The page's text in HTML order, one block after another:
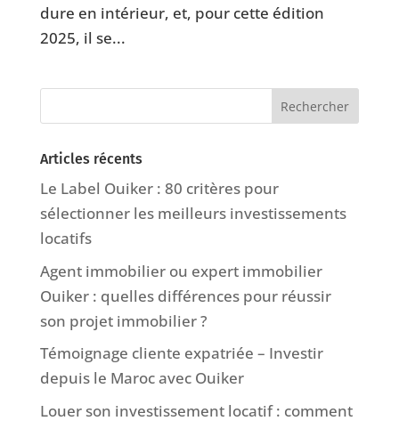
dure en intérieur, et, pour cette édition
2025, il se...
Articles récents
Le Label Ouiker : 80 critères pour
sélectionner les meilleurs investissements
locatifs
Agent immobilier ou expert immobilier
Ouiker : quelles différences pour réussir
son projet immobilier ?
Témoignage cliente expatriée – Investir
depuis le Maroc avec Ouiker
Louer son investissement locatif : comment